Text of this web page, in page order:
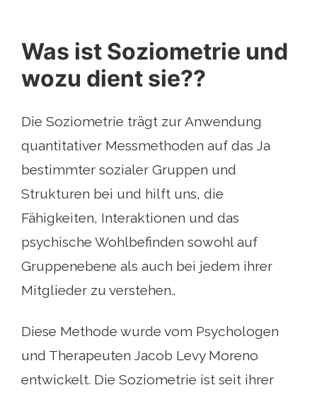
Was ist Soziometrie und
wozu dient sie??
Die Soziometrie trägt zur Anwendung
quantitativer Messmethoden auf das Ja
bestimmter sozialer Gruppen und
Strukturen bei und hilft uns, die
Fähigkeiten, Interaktionen und das
psychische Wohlbefinden sowohl auf
Gruppenebene als auch bei jedem ihrer
Mitglieder zu verstehen..
Diese Methode wurde vom Psychologen
und Therapeuten Jacob Levy Moreno
entwickelt. Die Soziometrie ist seit ihrer